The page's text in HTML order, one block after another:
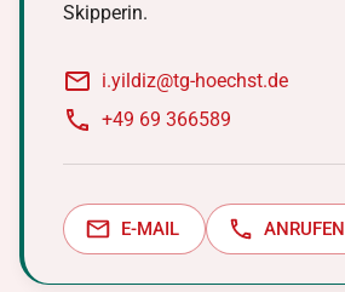
Skipperin.
i.yildiz@tg-hoechst.de
+49 69 366589
E-MAIL ANRUFEN